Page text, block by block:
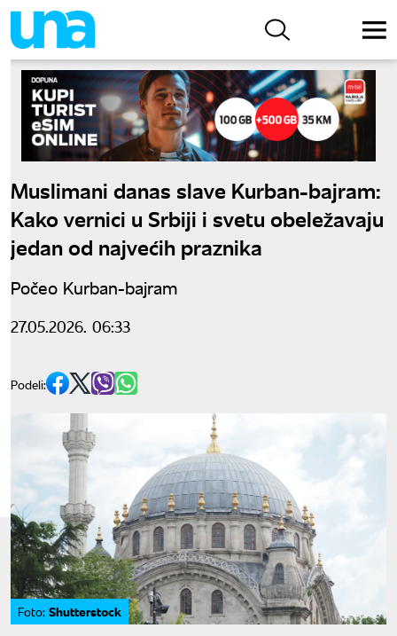
Muslimani danas slave Kurban-bajram:
Kako vernici u Srbiji i svetu obeležavaju
jedan od najvećih praznika
Počeo Kurban-bajram
27.05.2026. 06:33
Podeli:
Foto: Shutterstock